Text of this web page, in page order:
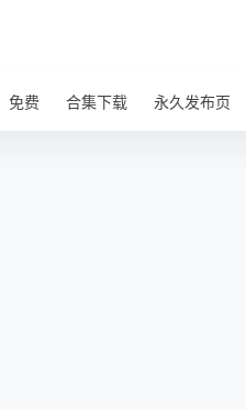
免费 合集下载 永久发布页